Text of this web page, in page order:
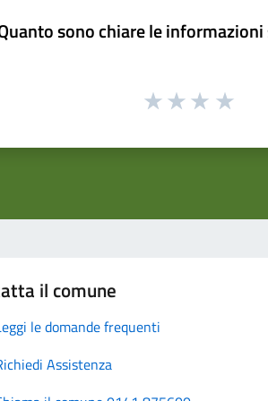
sono chiare le
il comune
le domande frequenti
Assistenza